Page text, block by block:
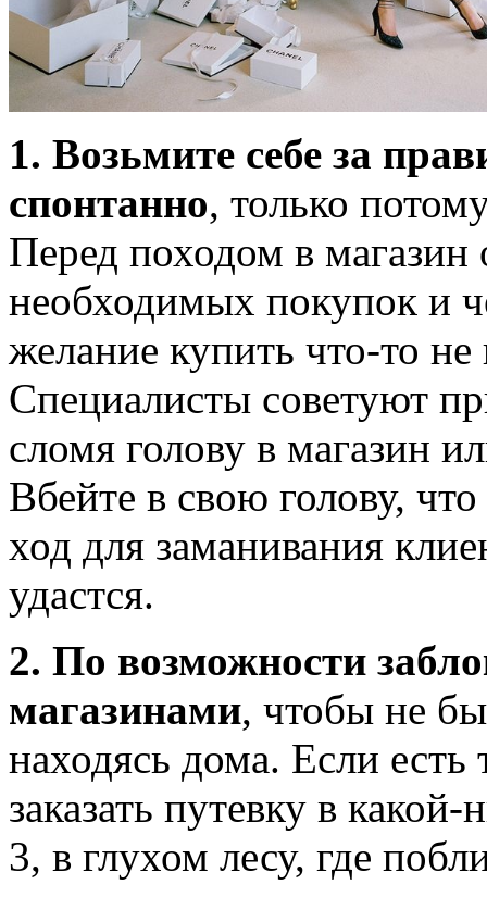
1. Возьмите себе за
спонтанно, только
Перед походом в магазин
необходимых покупок и
желание купить что-то
Специалисты советуют
сломя голову в магазин
Вбейте в свою голову,
ход для заманивания
удастся.
2. По возможности
магазинами, чтобы не
находясь дома. Если
заказать путевку в
3, в глухом лесу, где